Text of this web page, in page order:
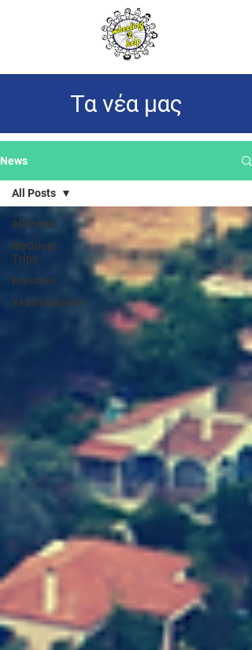
Τα νέα μας
News
All Posts
MyQuest
Trips
Erasmus
Xeirotexneion
All Posts